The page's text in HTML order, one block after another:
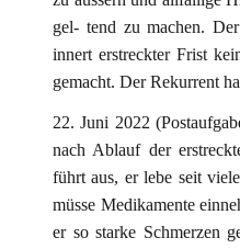
gel- tend zu machen.
innert erstreckter Frist
gemacht. Der Rekurrent
22. Juni 2022
nach Ablauf der
führt aus, er lebe seit
müsse Medikamente
er so starke Schmerzen